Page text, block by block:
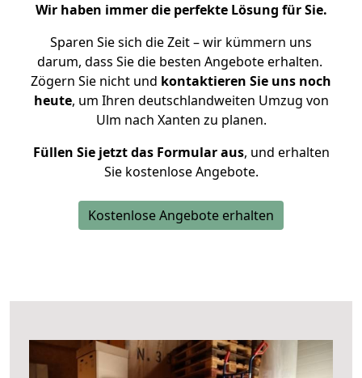
Wir haben immer die perfekte Lösung für Sie.
Sparen Sie sich die Zeit – wir kümmern uns
darum, dass Sie die besten Angebote erhalten.
Zögern Sie nicht und kontaktieren Sie uns noch
heute, um Ihren deutschlandweiten Umzug von
Ulm nach Xanten zu planen.
Füllen Sie jetzt das Formular aus, und erhalten
Sie kostenlose Angebote.
Kostenlose Angebote erhalten